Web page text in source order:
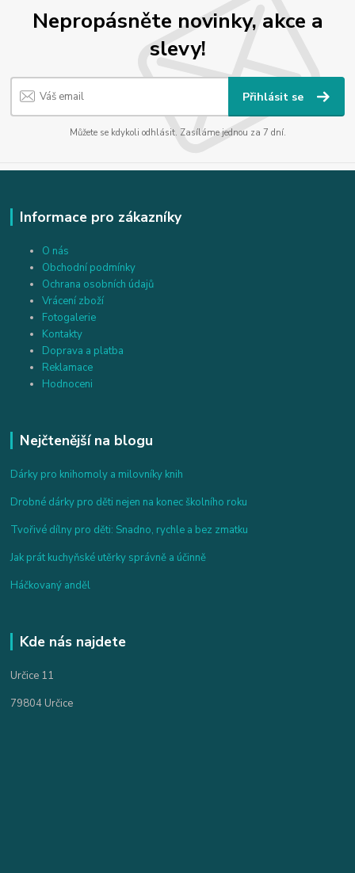
Nepropásněte novinky, akce a
slevy!
Přihlásit se
Můžete se kdykoli odhlásit. Zasíláme jednou za 7 dní.
Informace pro zákazníky
O nás
Obchodní podmínky
Ochrana osobních údajů
Vrácení zboží
Fotogalerie
Kontakty
Doprava a platba
Reklamace
Hodnoceni
Nejčtenější na blogu
Dárky pro knihomoly a milovníky knih
Drobné dárky pro děti nejen na konec školního roku
Tvořivé dílny pro děti: Snadno, rychle a bez zmatku
Jak prát kuchyňské utěrky správně a účinně
Háčkovaný anděl
Kde nás najdete
Určice 11
79804 Určice